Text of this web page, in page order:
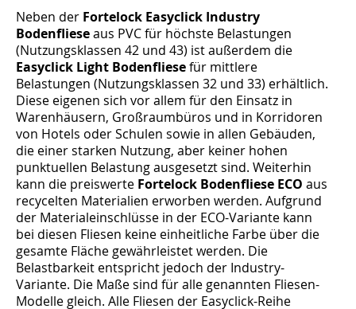
Neben der Fortelock Easyclick Industry
Bodenflieseaus PVC für höchste Belastungen
(Nutzungsklassen 42 und 43) ist außerdem die
Easyclick Light Bodenfliesefür mittlere
Belastungen (Nutzungsklassen 32 und 33) erhältlich.
Diese eigenen sich vor allem für den Einsatz in
Warenhäusern, Großraumbüros und in Korridoren
von Hotels oder Schulen sowie in allen Gebäuden,
die einer starken Nutzung, aber keiner hohen
punktuellen Belastung ausgesetzt sind. Weiterhin
kann die preiswerte Fortelock Bodenfliese ECO aus
recycelten Materialien erworben werden. Aufgrund
der Materialeinschlüsse in der ECO-Variante kann
bei diesen Fliesen keine einheitliche Farbe über die
gesamte Fläche gewährleistet werden. Die
Belastbarkeit entspricht jedoch der Industry-
Variante. Die Maße sind für alle genannten Fliesen-
Modelle gleich. Alle Fliesen der Easyclick-Reihe